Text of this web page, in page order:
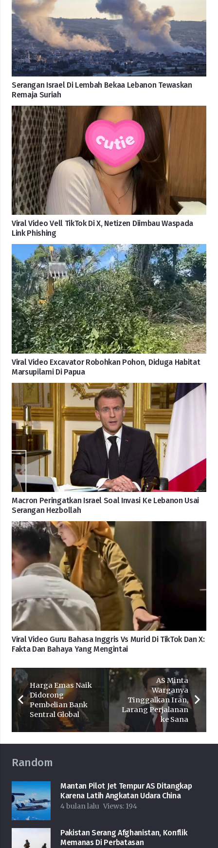
Serangan Israel Di Lembah Bekaa Lebanon Tewaskan
Remaja Suriah
Viral Video Vell TikTok Di X, Netizen Diimbau Waspada
Link Phishing
Viral Video Excavator Robohkan Pohon, Diduga Habitat
Marsupilami Di Papua
Macron Peringatkan Israel Soal Invasi Ke Lebanon Usai
Serangan Hezbollah
Viral Video Guru Bahasa Inggris Vs Murid Di TikTok Dan X:
Fakta Dan Bahaya Yang Mengintai
Harga Emas Naik
Didorong
Pembelian Bank
Sentral Global
AS Minta
Warganya
Tinggalkan Iran,
Larang Perjalanan
ke Sana
Random
Mantan Pilot Jet Tempur AS Ditangkap
Karena Latih Angkatan Udara China
4 bulan lalu Views: 194
Pakistan Serang Afghanistan, Konflik
Memanas Di Perbatasan